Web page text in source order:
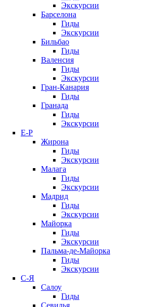
Экскурсии
Барселона
Гиды
Экскурсии
Бильбао
Гиды
Валенсия
Гиды
Экскурсии
Гран-Канария
Гиды
Гранада
Гиды
Экскурсии
Е-Р
Жирона
Гиды
Экскурсии
Малага
Гиды
Экскурсии
Мадрид
Гиды
Экскурсии
Майорка
Гиды
Экскурсии
Пальма-де-Майорка
Гиды
Экскурсии
С-Я
Салоу
Гиды
Севилья